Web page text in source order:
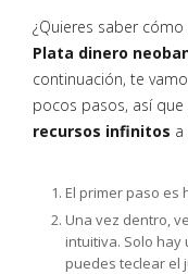
¿Quieres saber cómo
Plata dinero
continuación, te
pocos pasos, así
recursos infinitos a
El primer paso es
Una vez dentro,
intuitiva. Solo hay
puedes teclear el